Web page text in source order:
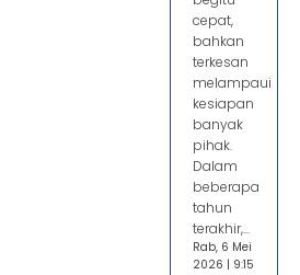
cepat,
bahkan
terkesan
melampaui
kesiapan
banyak
pihak.
Dalam
beberapa
tahun
terakhir,...
Rab, 6 Mei
2026 | 9:15